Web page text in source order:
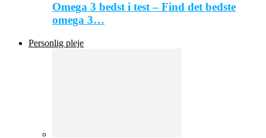
Omega 3 bedst i test – Find det bedste
omega 3…
Personlig pleje